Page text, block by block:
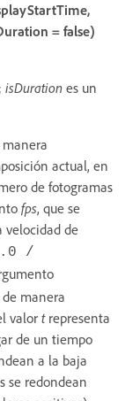
= false)
isDuration es un
actual, en
de fotogramas
fps, que se
velocidad de
/
manera
valor trepresenta
de un tiempo
a la baja
se redondean